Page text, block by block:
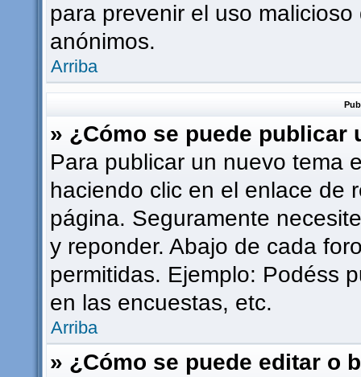
para prevenir el uso
anónimos.
Arriba
» ¿Cómo se puede publicar
Para publicar un nuevo tema
haciendo clic en el enlace de
página. Seguramente
y reponder. Abajo de cada
permitidas. Ejemplo: Podéss
en las encuestas, etc.
Arriba
» ¿Cómo se puede editar o